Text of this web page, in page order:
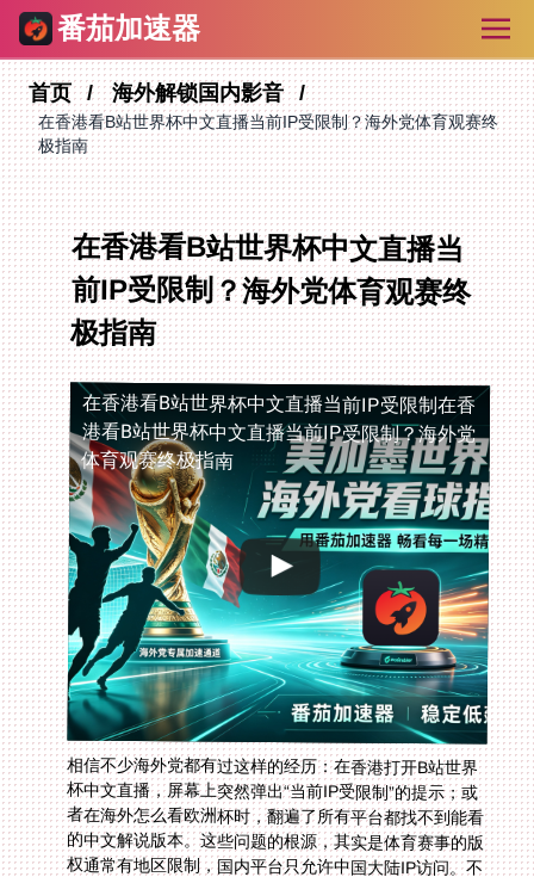
番茄加速器
首页 海外解锁国内影音
在香港看B站世界杯中文直播当前IP受限制？海外党体育观赛终
极指南
在香港看B站世界杯中文直播当
前IP受限制？海外党体育观赛终
极指南
在香港看B站世界杯中文直播当前IP受限制在香
港看B站世界杯中文直播当前IP受限制？海外党
体育观赛终极指南
相信不少海外党都有过这样的经历：在香港打开B站世界
杯中文直播，屏幕上突然弹出“当前IP受限制”的提示；或
者在海外怎么看欧洲杯时，翻遍了所有平台都找不到能看
的中文解说版本。这些问题的根源，其实是体育赛事的版
权通常有地区限制，国内平台只允许中国大陆IP访问。不
过别担心，这篇指南会告诉你如何通过合适的回国加速
器，轻松解决这些问题，让你在海外也能像在国内一样，
看遍NBA、足球等所有喜欢的体育赛事，还能听到熟悉的